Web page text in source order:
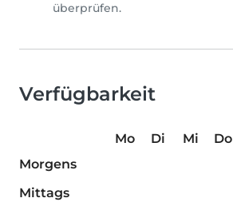
überprüfen.
Verfügbarkeit
Mo Di Mi Do
Morgens
Mittags